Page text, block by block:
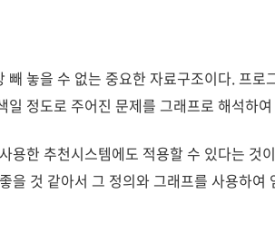
빼 놓을 수 없는 중요한 자료구조이다. 프
일 정도로 주어진 문제를 그래프로 해석하
용한 추천시스템에도 적용할 수 있다는 것
을 것 같아서 그 정의와 그래프를 사용하